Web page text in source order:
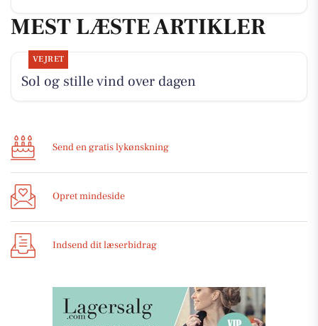
MEST LÆSTE ARTIKLER
VEJRET
Sol og stille vind over dagen
Send en gratis lykønskning
Opret mindeside
Indsend dit læserbidrag